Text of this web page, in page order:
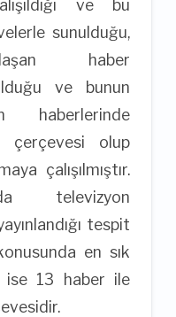
ve bu
sunulduğu,
haber
ve bunun
haberlerinde
çerçevesi olup
çalışılmıştır.
televizyon
tespit
en sık
ise 13 haber ile